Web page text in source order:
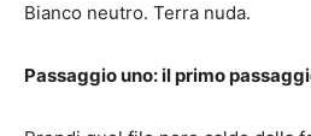
Bianco neutro. Terra nuda.
Passaggio uno: il primo